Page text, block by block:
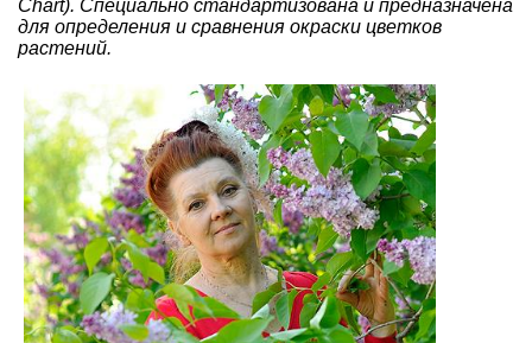
Chart). Специально стандартизована и пред­назначена
для определения и сравне­ния окраски цветков
растений.